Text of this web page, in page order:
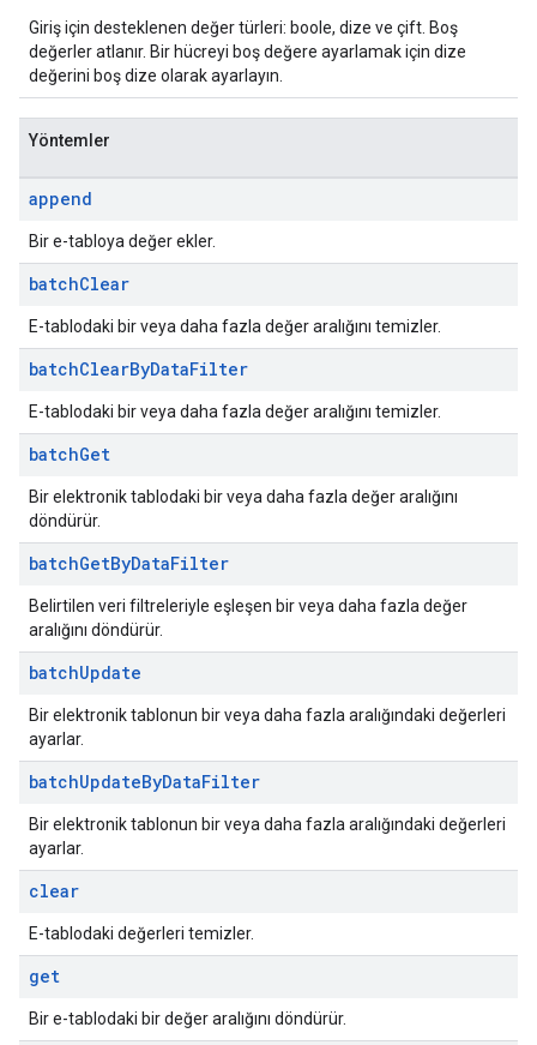
Giriş için desteklenen değer türleri: boole, dize ve çift. Boş
değerler atlanır. Bir hücreyi boş değere ayarlamak için dize
değerini boş dize olarak ayarlayın.
Yöntemler
append
Bir e-tabloya değer ekler.
batchClear
E-tablodaki bir veya daha fazla değer aralığını temizler.
batchClearByDataFilter
E-tablodaki bir veya daha fazla değer aralığını temizler.
batchGet
Bir elektronik tablodaki bir veya daha fazla değer aralığını
döndürür.
batchGetByDataFilter
Belirtilen veri filtreleriyle eşleşen bir veya daha fazla değer
aralığını döndürür.
batchUpdate
Bir elektronik tablonun bir veya daha fazla aralığındaki değerleri
ayarlar.
batchUpdateByDataFilter
Bir elektronik tablonun bir veya daha fazla aralığındaki değerleri
ayarlar.
clear
E-tablodaki değerleri temizler.
get
Bir e-tablodaki bir değer aralığını döndürür.